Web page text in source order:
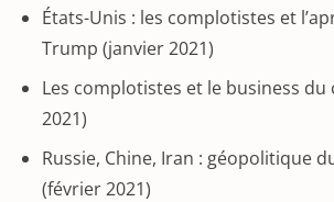
États-Unis : les complotistes et
Trump (janvier 2021)
Les complotistes et le business du
2021)
Russie, Chine, Iran : géopolitique
(février 2021)